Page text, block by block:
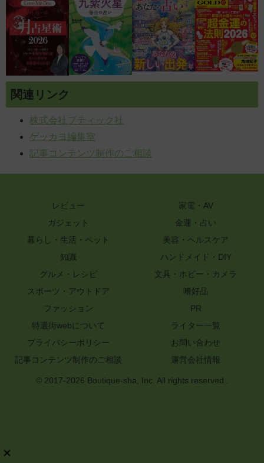
関連リンク
株式会社ブティック社
ゲッカヨ編集室
記事コンテンツ制作のご相談
レビュー
家電・AV
ガジェット
金運・占い
暮らし・生活・ペット
美容・ヘルスケア
知識
ハンドメイド・DIY
グルメ・レシピ
文具・ホビー・カメラ
スポーツ・アウトドア
嗜好品
ファッション
PR
特選街webについて
ライター一覧
プライバシーポリシー
お問い合わせ
記事コンテンツ制作のご相談
運営会社情報
© 2017-2026 Boutique-sha, Inc. All rights reserved..